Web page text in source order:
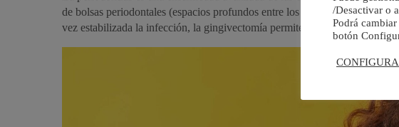
de bolsas periodontales (espacios profundos entre los dientes y la encía
vez estabilizada la infección, la gingivectomía permite eliminar estas
/Desactivar o
Podrá
botón